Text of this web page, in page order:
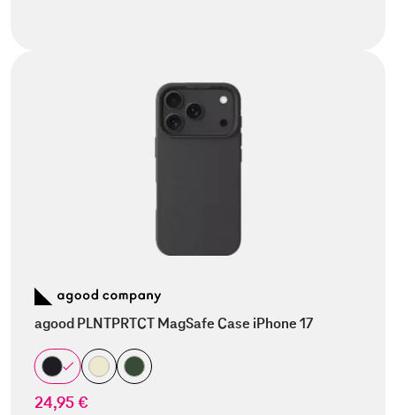
agood PLNTPRTCT MagSafe Case iPhone 17
24,95 €